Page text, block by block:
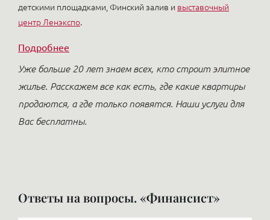
детскими площадками, Финский залив и выставочный
центр Ленэкспо.
Подробнее
Уже больше 20 лет знаем всех, кто строит элитное
жилье. Расскажем все как есть, где какие квартиры
продаются, а где только появятся. Наши услуги для
Вас бесплатны.
Ответы на вопросы. «Финансист»